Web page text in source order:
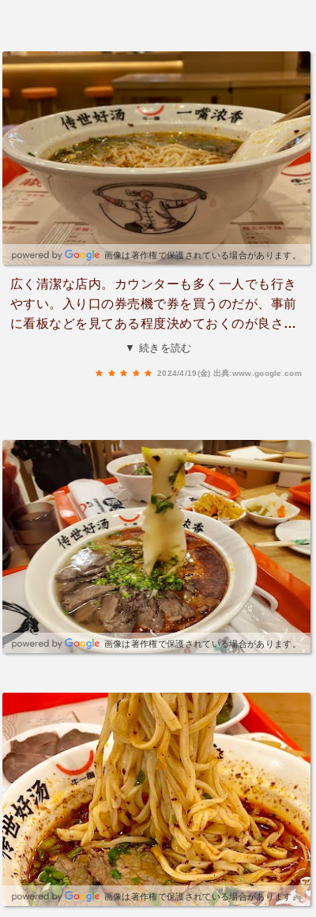
っとピリ辛で美味しいです。
画像は著作権で保護されている場合があります。
広く清潔な店内。カウンターも多く一人でも行き
やすい。入り口の券売機で券を買うのだが、事前
に看板などを見てある程度決めておくのが良さそ
う。牛肉麺はあっさりしつつもコクがあってとて
ても大丈夫です！
▼ 続きを読む
2024/4/19(金) 出典:www.google.com
画像は著作権で保護されている場合があります。
画像は著作権で保護されている場合があります。